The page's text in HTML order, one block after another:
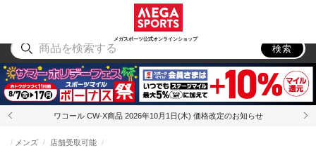
メガスポーツ公式オンラインショップ
アウトドア
検索
ワコール CW-X商品 2026年10月1日(木) 価格改定のお知らせ
メンズ 店舗受取可能